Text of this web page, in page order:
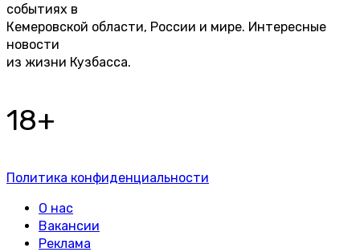
событиях в
Кемеровской области, России и мире. Интересные
новости
из жизни Кузбасса.
18+
Политика конфиденциальности
О нас
Вакансии
Реклама